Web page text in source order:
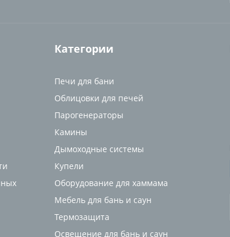
Категории
Печи для бани
Облицовки для печей
Парогенераторы
Камины
Дымоходные системы
Купели
Оборудование для хаммама
Мебель для бань и саун
Термозащита
Освещение для бань и саун